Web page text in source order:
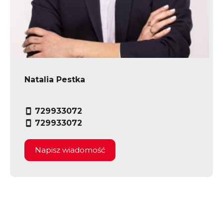
Natalia Pestka
729933072
729933072
Napisz wiadomość